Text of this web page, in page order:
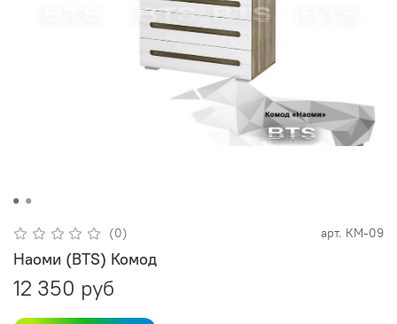
(0) арт. КМ-09
Наоми (BTS) Комод
12 350 руб